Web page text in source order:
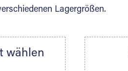
Lagergrößen.
wählen